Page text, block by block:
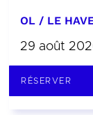
OL / LE
29 août
RÉSERVER